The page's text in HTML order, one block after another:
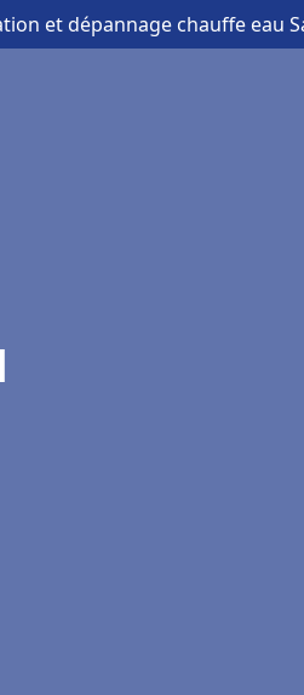
et dépannage chauffe eau